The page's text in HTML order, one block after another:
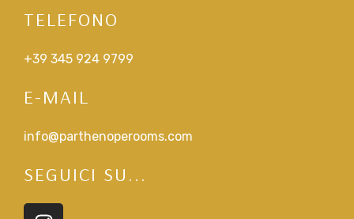
TELEFONO
+39 345 924 9799
E-MAIL
info@parthenoperooms.com
SEGUICI SU...